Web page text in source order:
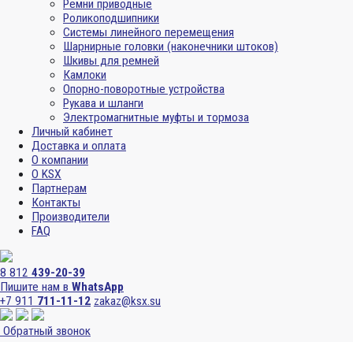
Ремни приводные
Роликоподшипники
Системы линейного перемещения
Шарнирные головки (наконечники штоков)
Шкивы для ремней
Камлоки
Опорно-поворотные устройства
Рукава и шланги
Электромагнитные муфты и тормоза
Личный кабинет
Доставка и оплата
О компании
О KSX
Партнерам
Контакты
Производители
FAQ
8 812 439-20-39
Пишите нам в WhatsApp
+7 911 711-11-12 zakaz@ksx.su
Обратный звонок